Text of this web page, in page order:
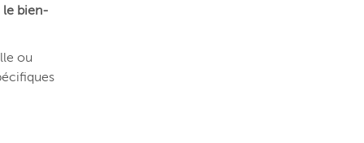
le bien-
ou